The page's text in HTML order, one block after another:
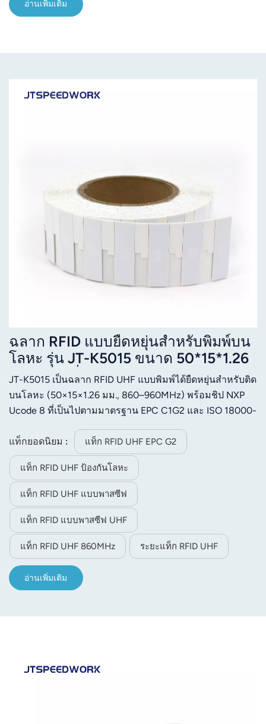
อ่านเพิ่มเติม
ฉลาก RFID แบบยืดหยุ่นสำหรับพิมพ์บน
โลหะ รุ่น JT-K5015 ขนาด 50*15*1.26
มม. ความถี่ 860-960 MHz UHF
JT-K5015 เป็นฉลาก RFID UHF แบบพิมพ์ได้ยืดหยุ่นสำหรับติด
บนโลหะ (50×15×1.26 มม., 860–960MHz) พร้อมชิป NXP
Ucode 8 ที่เป็นไปตามมาตรฐาน EPC C1G2 และ ISO 18000-
ของเหลว ติดตั้งบนพื้นผิวโค้งได้ รองรับการพิมพ์ด้วยความ
ร้อน และเหมาะอย่างยิ่งสำหรับการติดตามทรัพย์สิน โลจิสติ
กส์ และการจัดการทางอุตสาหกรรม
แท็กยอดนิยม : แท็ก RFID UHF EPC G2
แท็ก RFID UHF ป้องกันโลหะ
แท็ก RFID UHF แบบพาสซีฟ
แท็ก RFID แบบพาสซีฟ UHF
แท็ก RFID UHF 860MHz ระยะแท็ก RFID UHF
อ่านเพิ่มเติม